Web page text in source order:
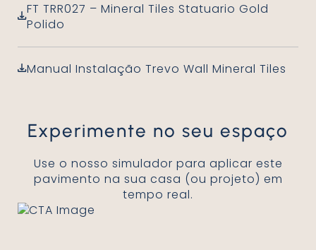
FT TRR027 – Mineral Tiles Statuario Gold
Polido
Manual Instalação Trevo Wall Mineral Tiles
Experimente no seu espaço
Use o nosso simulador para aplicar este
pavimento na sua casa (ou projeto) em
tempo real.